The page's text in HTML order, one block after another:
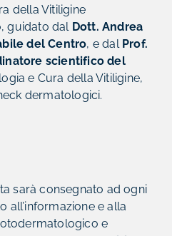
della Vitiligine
guidato dal Dott. Andrea
del Centro, e dal Prof.
scientifico del
e Cura della Vitiligine,
dermatologici.
sarà consegnato ad ogni
all’informazione e alla
e